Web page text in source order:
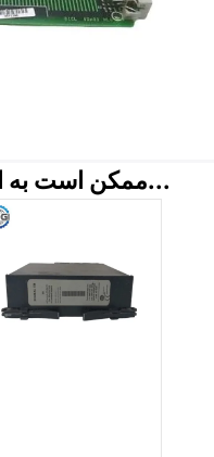
ممکن است به این موارد نیز علاقه‌مند باشید...